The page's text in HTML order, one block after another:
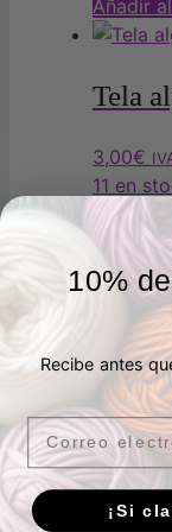
Añadir
Tela
3,00€
11 en
Añadir
3,00€
2 en
Añadir
10%
Recibe antes
Email
¡Si